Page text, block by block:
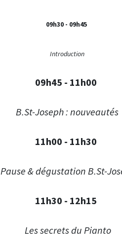
09h30 - 09h45
Introduction
09h45 - 11h00
B.St-Joseph : nouveautés
11h00 - 11h30
Pause & dégustation B.St-
11h30 - 12h15
Les secrets du Pianto